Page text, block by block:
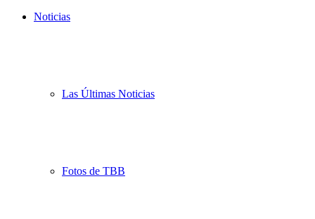
Noticias
Las Últimas Noticias
Fotos de TBB